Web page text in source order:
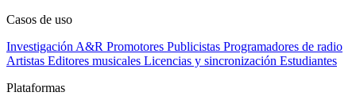
Casos de uso
Investigación A&R Promotores Publicistas Programadores de radio
Artistas Editores musicales Licencias y sincronización Estudiantes
Plataformas